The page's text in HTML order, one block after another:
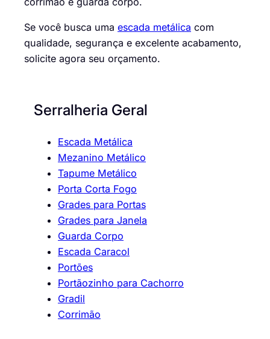
Se você busca uma escada metálica com
qualidade, segurança e excelente acabamento,
solicite agora seu orçamento.
Serralheria Geral
Escada Metálica
Mezanino Metálico
Tapume Metálico
Porta Corta Fogo
Grades para Portas
Grades para Janela
Guarda Corpo
Escada Caracol
Portões
Portãozinho para Cachorro
Gradil
Corrimão